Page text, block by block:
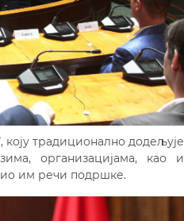
традиционално додељује
организацијама, као и
им речи подршке.